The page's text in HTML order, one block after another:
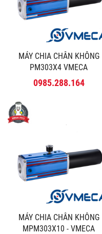
MÁY CHIA CHÂN KHÔNG
PM303X4 VMECA
0985.288.164
MÁY CHIA CHÂN KHÔNG
MPM303X10 - VMECA